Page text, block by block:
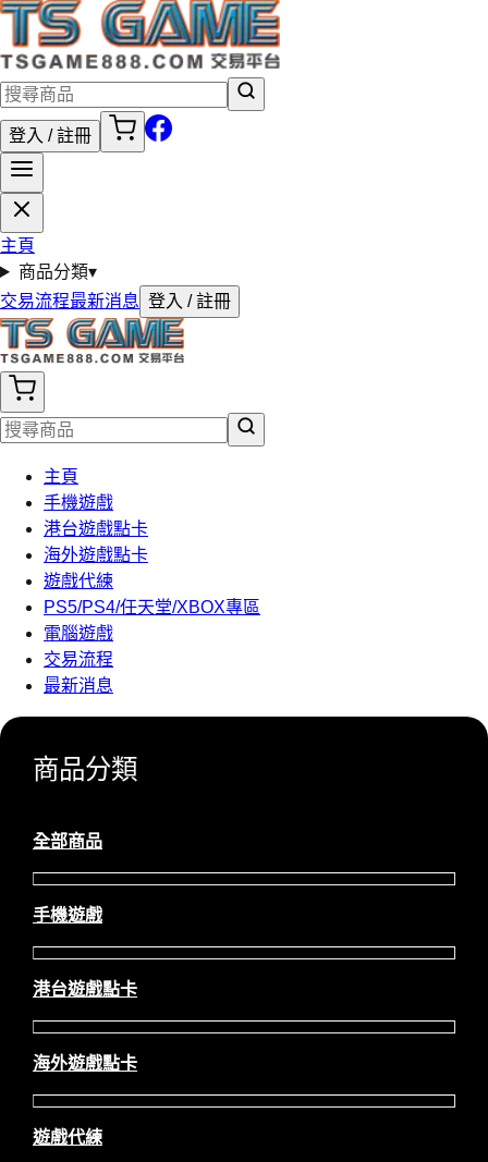
登入 / 註冊
主頁
商品分類▾
交易流程最新消息 登入 / 註冊
主頁
手機遊戲
港台遊戲點卡
海外遊戲點卡
遊戲代練
PS5/PS4/任天堂/XBOX專區
電腦遊戲
交易流程
最新消息
商品分類
全部商品
手機遊戲
港台遊戲點卡
海外遊戲點卡
遊戲代練